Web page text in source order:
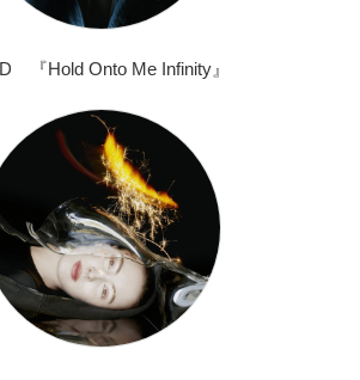
『Hold Onto Me Infinity』